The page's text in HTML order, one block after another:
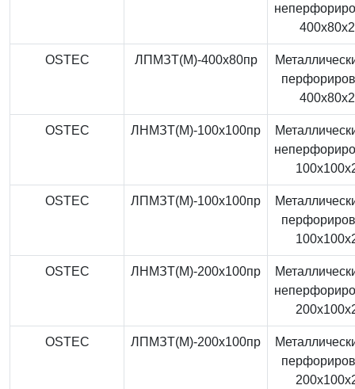
OSTEC ЛПМЗТ(М)-400x80пр
OSTEC ЛНМЗТ(М)-100x100пр
OSTEC ЛПМЗТ(М)-100x100пр
OSTEC ЛНМЗТ(М)-200x100пр
OSTEC ЛПМЗТ(М)-200x100пр